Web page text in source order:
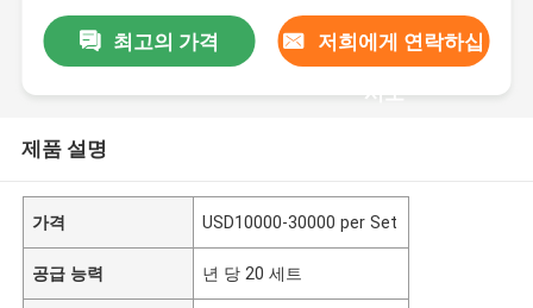
최고의 가격 저희에게 연락하십
시오
제품 설명
가격 USD10000-30000 per Set
공급 능력 년 당 20 세트